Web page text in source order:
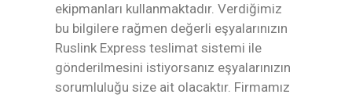
ekipmanları kullanmaktadır. Verdiğimiz
bu bilgilere rağmen değerli eşyalarınızın
Ruslink Express teslimat sistemi ile
gönderilmesini istiyorsanız eşyalarınızın
sorumluluğu size ait olacaktır. Firmamız